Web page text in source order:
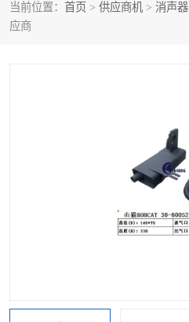
当前位置： 首页 > 供应商机 > 消声器
应商